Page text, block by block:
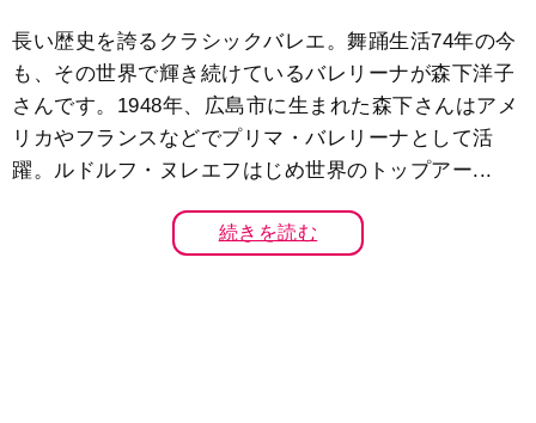
長い歴史を誇るクラシックバレエ。舞踊生活74年の今
も、その世界で輝き続けているバレリーナが森下洋子
さんです。1948年、広島市に生まれた森下さんはアメ
リカやフランスなどでプリマ・バレリーナとして活
躍。ルドルフ・ヌレエフはじめ世界のトップアー...
続きを読む